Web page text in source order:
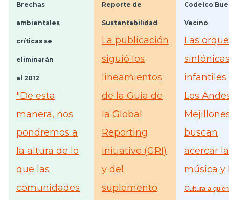
Brechas
ambientales
críticas se
eliminarán
al 2012
"De esta
manera, nos
pondremos a
la altura de lo
que las
comunidades
Reporte de
Sustentabilidad
La publicación
siguió los
lineamientos
de la Guía de
la Global
Reporting
Initiative (GRI)
y del
suplemento
Codelco
Vecino
Las
infantiles
Los
buscan
acercar la
música y
cultura a